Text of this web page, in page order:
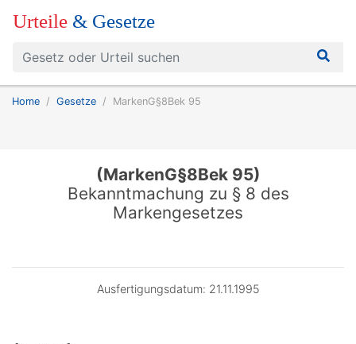
Urteile & Gesetze
Home Gesetze MarkenG§8Bek 95
(MarkenG§8Bek 95)
Bekanntmachung zu § 8 des
Markengesetzes
Ausfertigungsdatum: 21.11.1995